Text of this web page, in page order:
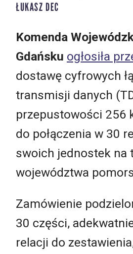
ŁUKASZ DEC
Komenda
Gdańsku ogłosiła
dostawę cyfrowych
transmisji danych
przepustowości 256
do połączenia w 30
swoich jednostek na
województwa
Zamówienie
30 części,
relacji do